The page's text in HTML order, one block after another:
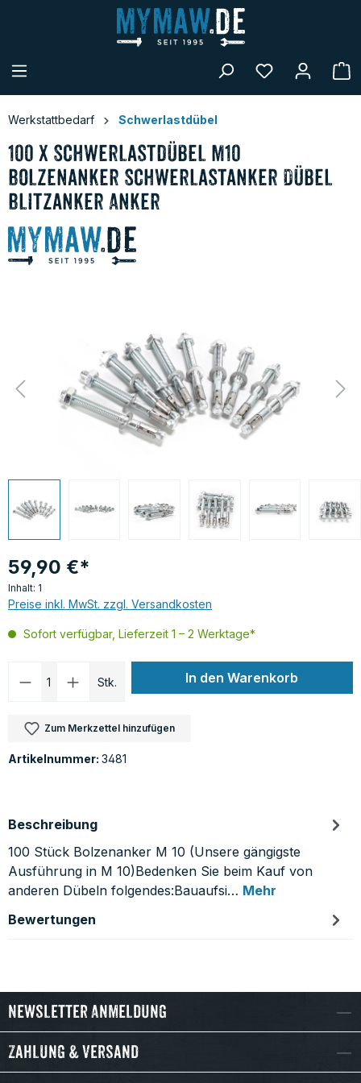
Werkstattbedarf Schwerlastdübel
100 x Schwerlastdübel M10
Bolzenanker Schwerlastanker Dübel
Blitzanker Anker
59,90 €*
Inhalt: 1
Preise inkl. MwSt. zzgl. Versandkosten
Sofort verfügbar, Lieferzeit 1 – 2 Werktage*
Produkt Anzahl: Gib den gewünschten
Stk. In den Warenkorb
Zum Merkzettel hinzufügen
Artikelnummer: 3481
Beschreibung
100 Stück Bolzenanker M 10 (Unsere gängigste
Ausführung in M 10)Bedenken Sie beim Kauf von
anderen Dübeln folgendes:Bauaufsi… Mehr
Bewertungen
Newsletter Anmeldung
Zahlung & Versand